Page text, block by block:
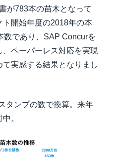
が783本の苗木となって
開始年度の2018年の本
数であり、SAP Concurを
ペーパーレス対応を実現
実感する結果となりまし
タンプの数で換算。来年
。